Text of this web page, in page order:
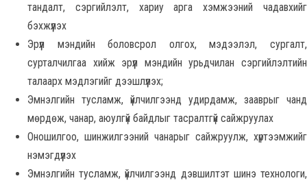
тандалт, сэргийлэлт, хариу арга хэмжээний чадавхийг
бэхжүүлэх
Эрүүл мэндийн боловсрол олгох, мэдээлэл, сургалт,
сурталчилгаа хийж эрүүл мэндийн урьдчилан сэргийлэлтийн
талаарх мэдлэгийг дээшлүүлэх;
Эмнэлгийн тусламж, үйлчилгээнд удирдамж, зааврыг чанд
мөрдөж, чанар, аюулгүй байдлыг тасралтгүй сайжруулах
Оношилгоо, шинжилгээний чанарыг сайжруулж, хүртээмжийг
нэмэгдүүлэх
Эмнэлгийн тусламж, үйлчилгээнд дэвшилтэт шинэ технологи,